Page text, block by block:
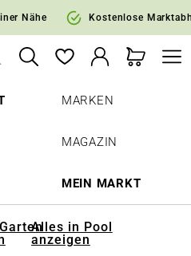
springen
Nähe Kostenlose
MARKEN
MAGAZIN
MEIN MARKT
Alles in Pool
anzeigen